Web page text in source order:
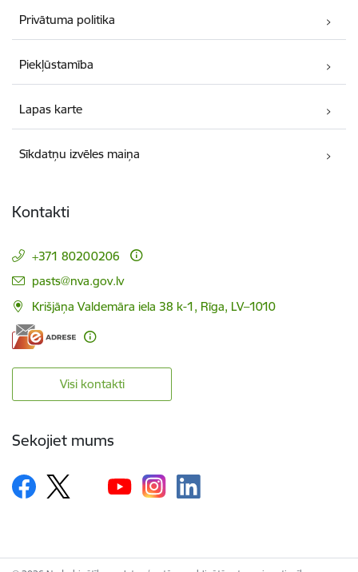
Privātuma politika
Piekļūstamība
Lapas karte
Sīkdatņu izvēles maiņa
Kontakti
+371 80200206
E-pasts:
pasts@nva.gov.lv
Krišjāņa Valdemāra iela 38 k-1, Rīga, LV–1010
Visi kontakti
Sekojiet mums